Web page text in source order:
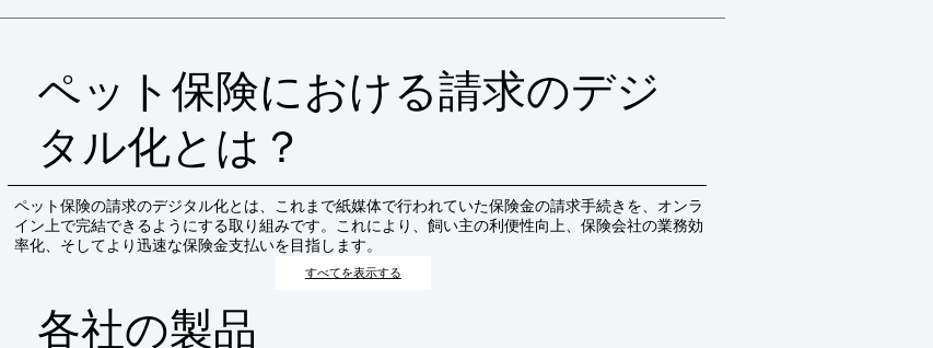
ペット保険における請求のデジ
タル化とは？
ペット保険の請求のデジタル化とは、これまで紙媒体で行われていた保険金の請求手続きを、オンラ
イン上で完結できるようにする取り組みです。これにより、飼い主の利便性向上、保険会社の業務効
率化、そしてより迅速な保険金支払いを目指します。
すべてを表示する
各社の製品